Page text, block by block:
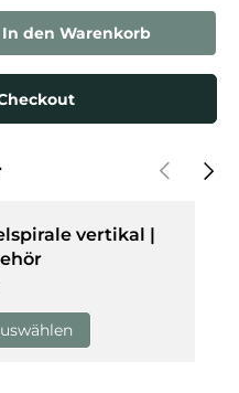
In den Warenkorb
Vorherige
vertikal |